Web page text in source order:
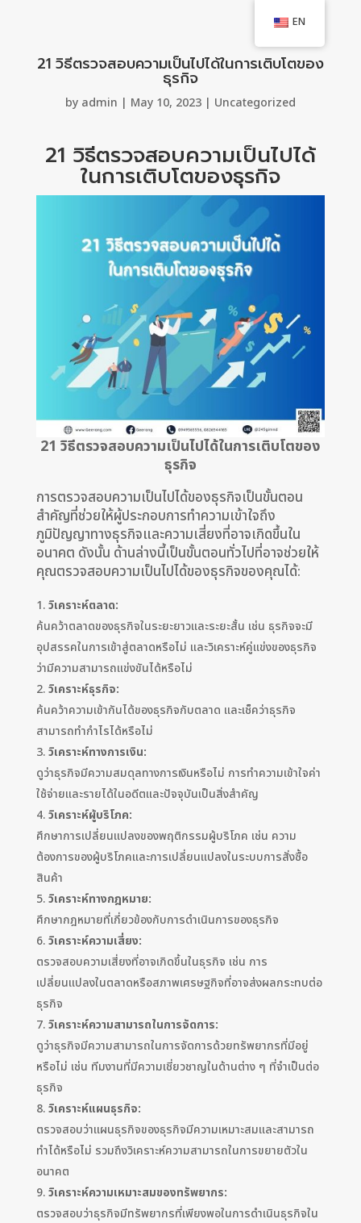
21 วิธีตรวจสอบความเป็นไปได้ในการเติบโตของ
ธุรกิจ
by admin | May 10, 2023| Uncategorized
21 วิธีตรวจสอบความเป็นไปได้
ในการเติบโตของธุรกิจ
21 วิธีตรวจสอบความเป็นไปได้ในการเติบโตของ
ธุรกิจ
การตรวจสอบความเป็นไปได้ของธุรกิจเป็นขั้นตอน
สำคัญที่ช่วยให้ผู้ประกอบการทำความเข้าใจถึง
ภูมิปัญญาทางธุรกิจและความเสี่ยงที่อาจเกิดขึ้นใน
อนาคต ดังนั้น ด้านล่างนี้เป็นขั้นตอนทั่วไปที่อาจช่วยให้
คุณตรวจสอบความเป็นไปได้ของธุรกิจของคุณได้:
วิเคราะห์ตลาด:
ค้นคว้าตลาดของธุรกิจในระยะยาวและระยะสั้น เช่น ธุรกิจจะมี
อุปสรรคในการเข้าสู่ตลาดหรือไม่ และวิเคราะห์คู่แข่งของธุรกิจ
ว่ามีความสามารถแข่งขันได้หรือไม่
วิเคราะห์ธุรกิจ:
ค้นคว้าความเข้ากันได้ของธุรกิจกับตลาด และเช็คว่าธุรกิจ
สามารถทำกำไรได้หรือไม่
วิเคราะห์ทางการเงิน:
ดูว่าธุรกิจมีความสมดุลทางการเงินหรือไม่ การทำความเข้าใจค่า
ใช้จ่ายและรายได้ในอดีตและปัจจุบันเป็นสิ่งสำคัญ
วิเคราะห์ผู้บริโภค:
ศึกษาการเปลี่ยนแปลงของพฤติกรรมผู้บริโภค เช่น ความ
ต้องการของผู้บริโภคและการเปลี่ยนแปลงในระบบการสั่งซื้อ
สินค้า
วิเคราะห์ทางกฎหมาย:
ศึกษากฎหมายที่เกี่ยวข้องกับการดำเนินการของธุรกิจ
วิเคราะห์ความเสี่ยง:
ตรวจสอบความเสี่ยงที่อาจเกิดขึ้นในธุรกิจ เช่น การ
เปลี่ยนแปลงในตลาดหรือสภาพเศรษฐกิจที่อาจส่งผลกระทบต่อ
ธุรกิจ
วิเคราะห์ความสามารถในการจัดการ:
ดูว่าธุรกิจมีความสามารถในการจัดการด้วยทรัพยากรที่มีอยู่
หรือไม่ เช่น ทีมงานที่มีความเชี่ยวชาญในด้านต่าง ๆ ที่จำเป็นต่อ
ธุรกิจ
วิเคราะห์แผนธุรกิจ:
ตรวจสอบว่าแผนธุรกิจของธุรกิจมีความเหมาะสมและสามารถ
ทำได้หรือไม่ รวมถึงวิเคราะห์ความสามารถในการขยายตัวใน
อนาคต
วิเคราะห์ความเหมาะสมของทรัพยากร:
ตรวจสอบว่าธุรกิจมีทรัพยากรที่เพียงพอในการดำเนินธุรกิจใน
EN